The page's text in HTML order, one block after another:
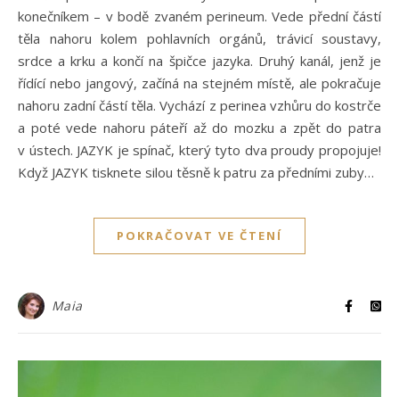
konečníkem – v bodě zvaném perineum. Vede přední částí
těla nahoru kolem pohlavních orgánů, trávicí soustavy,
srdce a krku a končí na špičce jazyka. Druhý kanál, jenž je
řídící nebo jangový, začíná na stejném místě, ale pokračuje
nahoru zadní částí těla. Vychází z perinea vzhůru do kostrče
a poté vede nahoru páteří až do mozku a zpět do patra
v ústech. JAZYK je spínač, který tyto dva proudy propojuje!
Když JAZYK tisknete silou těsně k patru za předními zuby…
POKRAČOVAT VE ČTENÍ
Maia